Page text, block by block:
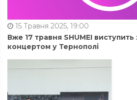
15 Травня 2025, 19:00
Вже 17 травня SHUMEI
концертом у Тернополі